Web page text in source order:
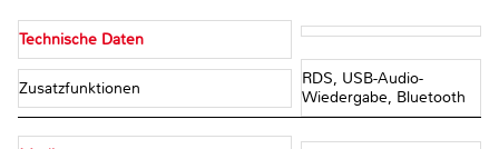
Technische Daten
Zusatzfunktionen
RDS, USB-Audio-
Wiedergabe, Bluetooth